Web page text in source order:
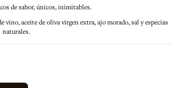
de sabor, únicos, inimitables.
vino, aceite de oliva virgen extra, ajo morado, sal y especias
naturales.